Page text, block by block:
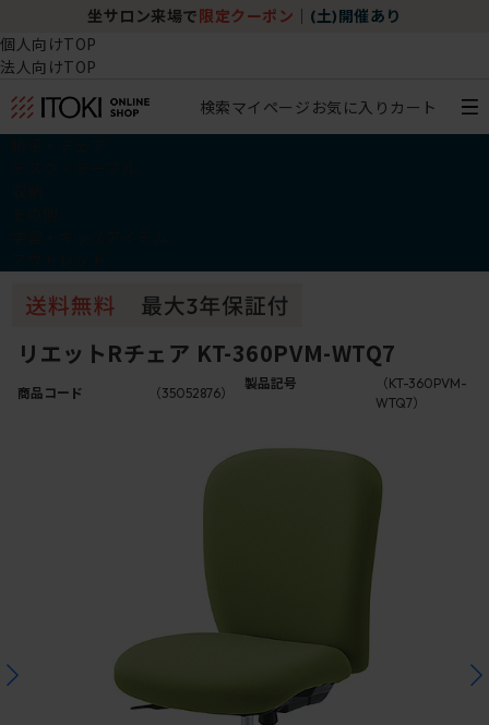
坐サロン来場で 限定クーポン (土)開催あり
個人向けTOP
法人向けTOP
検索マイページ お気に入り カート
リエットRチェア KT-360PVM-WTQ7
商品コード （35052876）
製品記号
（KT-360PVM-
WTQ7）